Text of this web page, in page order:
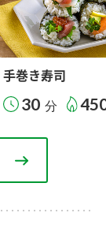
手巻き寿司
30 分